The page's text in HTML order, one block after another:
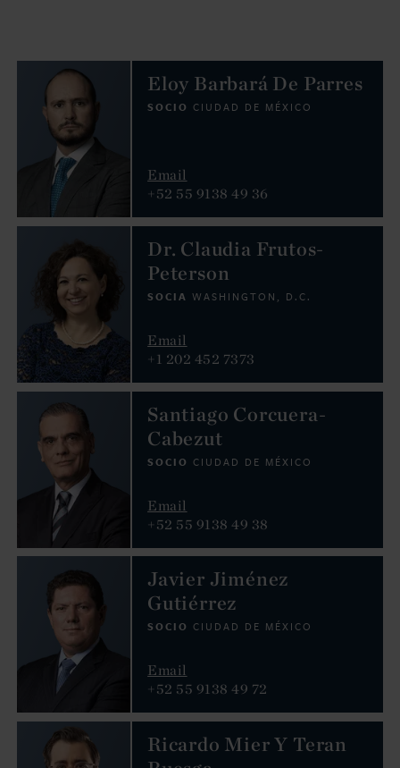
Eloy Barbará De Parres
SOCIO CIUDAD DE MÉXICO
Email
+52 55 9138 49 36
Dr. Claudia Frutos-
Peterson
SOCIA WASHINGTON, D.C.
Email
+1 202 452 7373
Santiago Corcuera-
Cabezut
SOCIO CIUDAD DE MÉXICO
Email
+52 55 9138 49 38
Javier Jiménez
Gutiérrez
SOCIO CIUDAD DE MÉXICO
Email
+52 55 9138 49 72
Ricardo Mier Y Teran